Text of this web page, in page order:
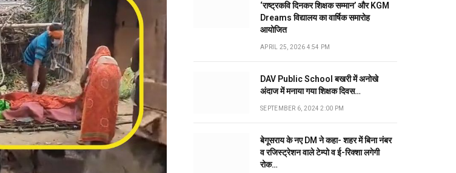
‘राष्ट्रकवि दिनकर शिक्षक सम्मान’ और KGM
Dreams विद्यालय का वार्षिक समारोह
आयोजित
APRIL 25, 2026 4:54 PM
DAV Public School बखरी में अनोखे
अंदाज में मनाया गया शिक्षक दिवस…
SEPTEMBER 6, 2024 2:00 PM
बेगूसराय के नए DM ने कहा- शहर में बिना नंबर
व रजिस्ट्रेशन वाले टेम्पो व ई-रिक्शा लगेगी
रोक…